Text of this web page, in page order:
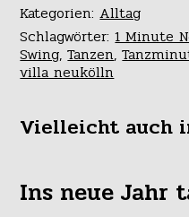
Kategorien:Alltag
Schlagwörter:1 Minute
Swing,Tanzen,
villa neukölln
Vielleicht auch
Ins neue Jahr